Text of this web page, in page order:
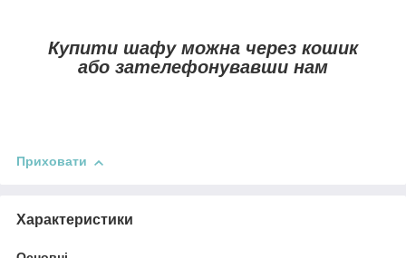
Купити шафу можна через кошик
або зателефонувавши нам
Приховати
Характеристики